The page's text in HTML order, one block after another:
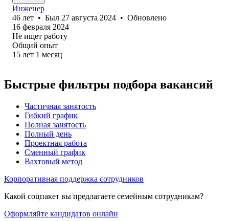
Инженер
46 лет • Был 27 августа 2024 • Обновлено
16 февраля 2024
Не ищет работу
Общий опыт
15 лет 1 месяц
Быстрые фильтры подбора вакансий
Частичная занятость
Гибкий график
Полная занятость
Полный день
Проектная работа
Сменный график
Вахтовый метод
Корпоративная поддержка сотрудников
Какой соцпакет вы предлагаете семейным сотрудникам?
Оформляйте кандидатов онлайн